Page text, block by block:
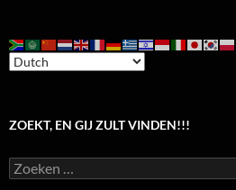
ZOEKT, EN GIJ ZULT VINDEN!!!
Zoeken
naar: